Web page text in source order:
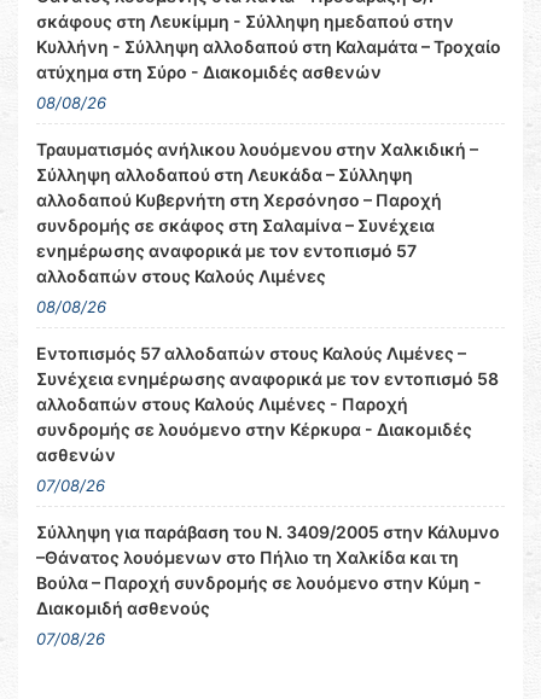
σκάφους στη Λευκίμμη - Σύλληψη ημεδαπού στην
Κυλλήνη - Σύλληψη αλλοδαπού στη Καλαμάτα – Τροχαίο
ατύχημα στη Σύρο - Διακομιδές ασθενών
08/08/26
Τραυματισμός ανήλικου λουόμενου στην Χαλκιδική –
Σύλληψη αλλοδαπού στη Λευκάδα – Σύλληψη
αλλοδαπού Κυβερνήτη στη Χερσόνησο – Παροχή
συνδρομής σε σκάφος στη Σαλαμίνα – Συνέχεια
ενημέρωσης αναφορικά με τον εντοπισμό 57
αλλοδαπών στους Καλούς Λιμένες
08/08/26
Εντοπισμός 57 αλλοδαπών στους Καλούς Λιμένες –
Συνέχεια ενημέρωσης αναφορικά με τον εντοπισμό 58
αλλοδαπών στους Καλούς Λιμένες - Παροχή
συνδρομής σε λουόμενο στην Κέρκυρα - Διακομιδές
ασθενών
07/08/26
Σύλληψη για παράβαση του Ν. 3409/2005 στην Κάλυμνο
–Θάνατος λουόμενων στο Πήλιο τη Χαλκίδα και τη
Βούλα – Παροχή συνδρομής σε λουόμενο στην Κύμη -
Διακομιδή ασθενούς
07/08/26